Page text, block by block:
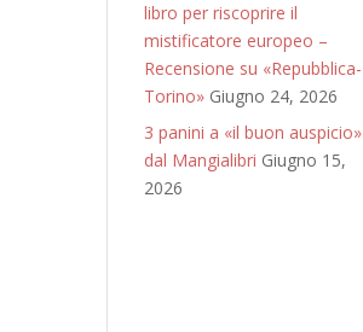
libro per riscoprire il
mistificatore europeo –
Recensione su «Repubblica-
Torino» Giugno 24, 2026
3 panini a «il buon auspicio»
dal Mangialibri Giugno 15,
2026